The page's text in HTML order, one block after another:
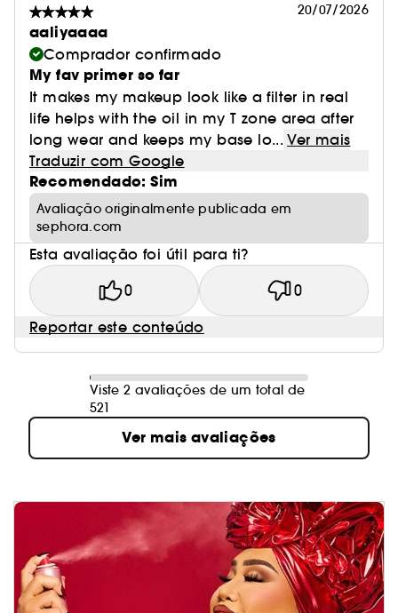
20/07/2026
aaliyaaaa
Comprador confirmado
My fav primer so far
It makes my makeup look like a filter in real
life helps with the oil in my T zone area after
long wear and keeps my base lo... Ver mais
Traduzir com Google
Recomendado: Sim
Avaliação originalmente publicada em
sephora.com
Esta avaliação foi útil para ti?
0 0
Reportar este conteúdo
Viste 2 avaliações de um total de
521
Ver mais avaliações